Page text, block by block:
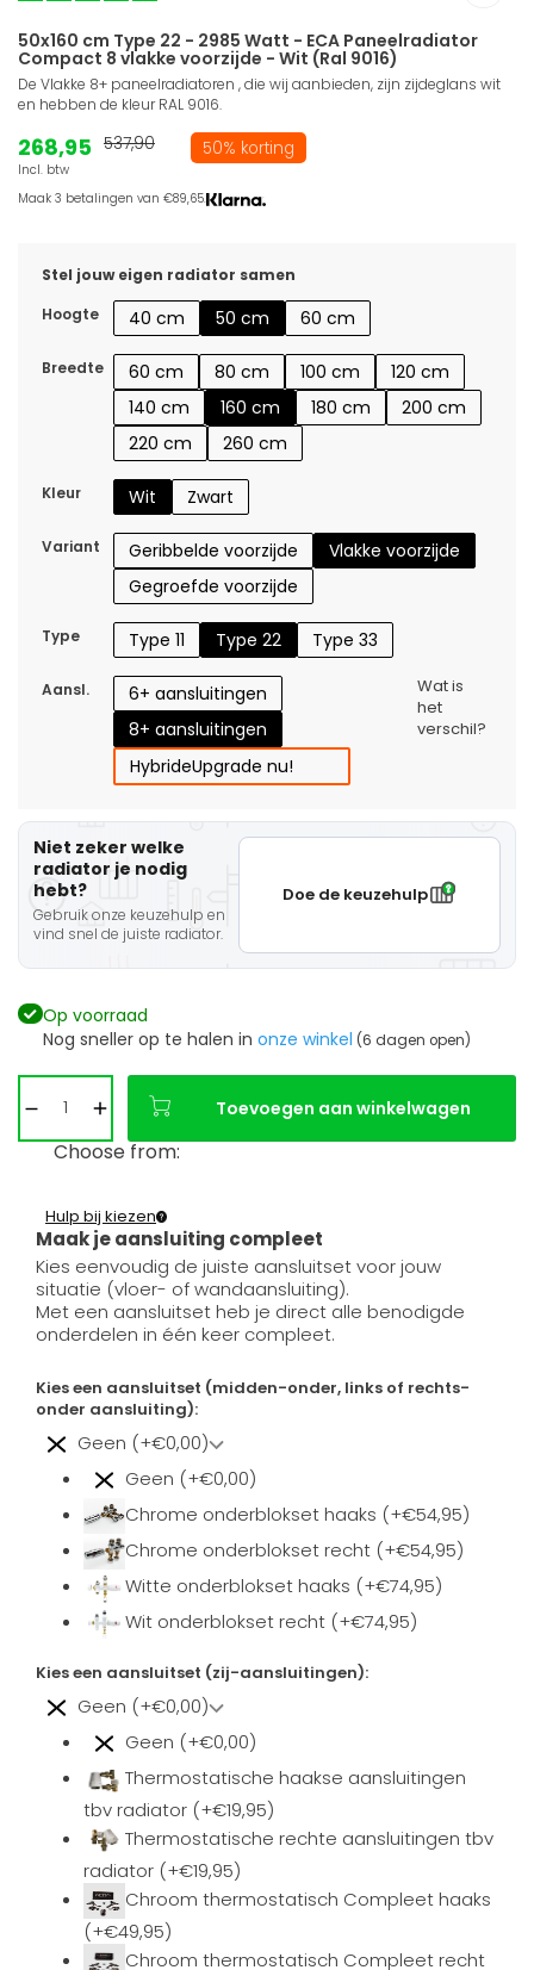
50x160 cm Type 22 - 2985 Watt - ECA Paneelradiator
Compact 8 vlakke voorzijde - Wit (Ral 9016)
De Vlakke 8+ paneelradiatoren , die wij aanbieden, zijn zijdeglans wit
en hebben de kleur RAL 9016.
268,95
Incl. btw
537,90 50% korting
Maak 3 betalingen van €89,65.
Stel jouw eigen radiator samen
Hoogte
40 cm 50 cm 60 cm
Breedte 60 cm 80 cm 100 cm
120 cm
140 cm
160 cm 180 cm
200 cm
220 cm
260 cm
Kleur Wit Zwart
Variant Geribbelde voorzijde
Vlakke voorzijde
Gegroefde voorzijde
Type Type 11 Type 22 Type 33
Aansl.
6+ aansluitingen
8+ aansluitingen
HybrideUpgrade nu!
Wat is
het
verschil?
Niet zeker welke
radiator je nodig
hebt?
Gebruik onze keuzehulp en
vind snel de juiste radiator.
Doe de keuzehulp
Op voorraad
Nog sneller op te halen in onze winkel (6 dagen open)
Toevoegen aan winkelwagen
Choose from:
Maak je aansluiting compleet
Hulp bij kiezen
Kies eenvoudig de juiste aansluitset voor jouw
situatie (vloer- of wandaansluiting).
Met een aansluitset heb je direct alle benodigde
onderdelen in één keer compleet.
Kies een aansluitset (midden-onder, links of rechts-
onder aansluiting):
Geen (+€0,00)
Geen (+€0,00)
Chrome onderblokset haaks (+€54,95)
Chrome onderblokset recht (+€54,95)
Witte onderblokset haaks (+€74,95)
Wit onderblokset recht (+€74,95)
Kies een aansluitset (zij-aansluitingen):
Geen (+€0,00)
Geen (+€0,00)
Thermostatische haakse aansluitingen
tbv radiator (+€19,95)
Thermostatische rechte aansluitingen tbv
radiator (+€19,95)
Chroom thermostatisch Compleet haaks
(+€49,95)
Chroom thermostatisch Compleet recht